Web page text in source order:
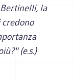
la
(e.s.)